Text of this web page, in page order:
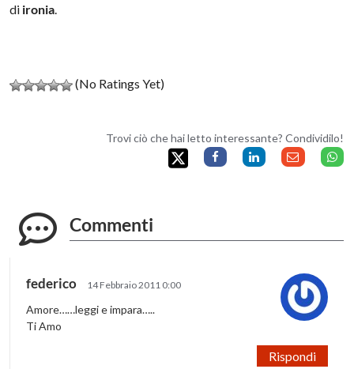
di ironia
(No Ratings Yet)
Trovi ciò che hai letto interessante? Condividilo!
Commenti
federico 14 Febbraio 2011 0:00
Amore……leggi e impara…..
Ti Amo
Rispondi